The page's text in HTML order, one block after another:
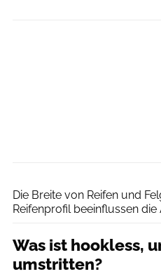
Die Breite von Reifen und
Reifenprofil beeinflussen die
Was ist hookless,
umstritten?